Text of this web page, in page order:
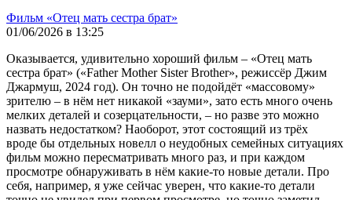
Фильм «Отец мать сестра брат»
01/06/2026 в 13:25
Оказывается, удивительно хороший фильм – «Отец мать
сестра брат» («Father Mother Sister Brother», режиссёр Джим
Джармуш, 2024 год). Он точно не подойдёт «массовому»
зрителю – в нём нет никакой «зауми», зато есть много очень
мелких деталей и созерцательности, – но разве это можно
назвать недостатком? Наоборот, этот состоящий из трёх
вроде бы отдельных новелл о неудобных семейных ситуациях
фильм можно пересматривать много раз, и при каждом
просмотре обнаруживать в нём какие-то новые детали. Про
себя, например, я уже сейчас уверен, что какие-то детали